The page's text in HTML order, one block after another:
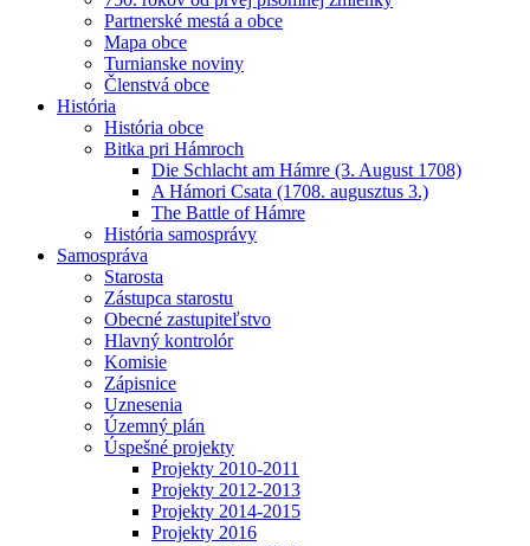
Partnerské mestá a obce
Mapa obce
Turnianske noviny
Členstvá obce
História
História obce
Bitka pri Hámroch
Die Schlacht am Hámre (3. August 1708)
A Hámori Csata (1708. augusztus 3.)
The Battle of Hámre
História samosprávy
Samospráva
Starosta
Zástupca starostu
Obecné zastupiteľstvo
Hlavný kontrolór
Komisie
Zápisnice
Uznesenia
Územný plán
Úspešné projekty
Projekty 2010-2011
Projekty 2012-2013
Projekty 2014-2015
Projekty 2016